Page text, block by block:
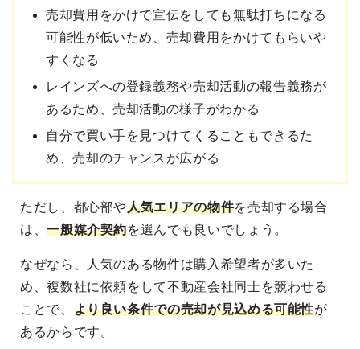
売却費用をかけて宣伝をしても無駄打ちになる
可能性が低いため、売却費用をかけてもらいや
すくなる
レインズへの登録義務や売却活動の報告義務が
あるため、売却活動の様子がわかる
自分で買い手を見つけてくることもできるた
め、売却のチャンスが広がる
ただし、 都心部や人気エリアの物件を売却する場合
は、一般媒介契約を選んでも良いでしょう。
なぜなら、
人気のある物件は購入希望者が多いた
め、複数社に依頼をして不動産会社同士を競わせる
ことで、 より良い条件での売却が見込める可能性が
あるからです。